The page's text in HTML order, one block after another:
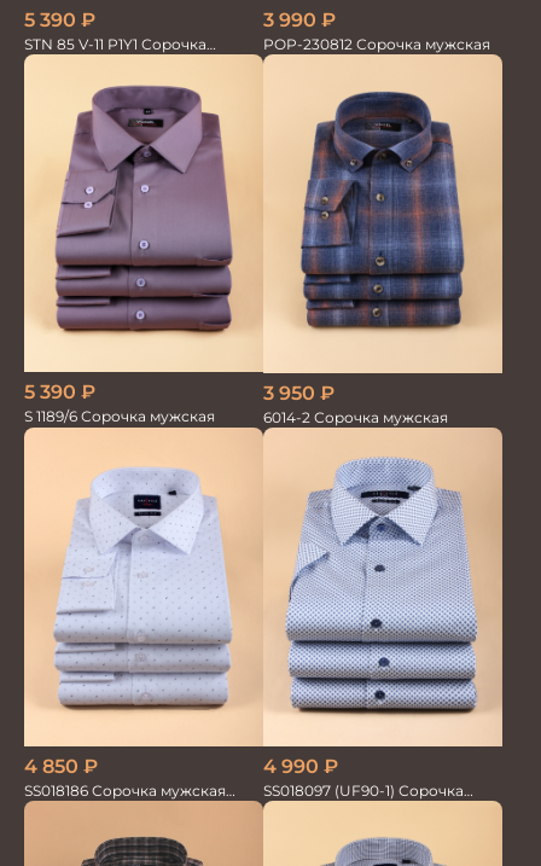
5 390 ₽
STN 85 V-11 P1Y1 Сорочка
мужская
3 990 ₽
POP-230812 Сорочка мужская
5 390 ₽
S 1189/6 Сорочка мужская
3 950 ₽
6014-2 Сорочка мужская
4 850 ₽
SS018186 Сорочка мужская
GROSTYLE TRENDY
4 990 ₽
SS018097 (UF90-1) Сорочка
мужская GROSTYLE PRIME